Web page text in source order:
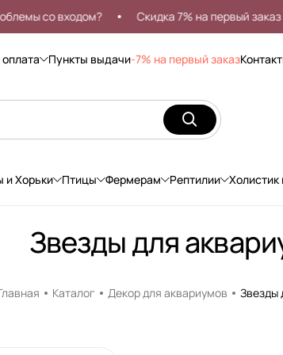
со входом? Скидка 7% на первый заказ
Пункты выдачи-7% на первый заказ
и Хорьки Птицы Фермерам Рептилии Холистик
Звезды для
Каталог Декор для аквариумов Звезды